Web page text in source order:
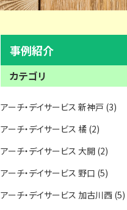
事例紹介
カテゴリ
アーチ・デイサービス 新神戸 (3)
アーチ・デイサービス 橘 (2)
アーチ・デイサービス 大開 (2)
アーチ・デイサービス 野口 (5)
アーチ・デイサービス 加古川西 (5)